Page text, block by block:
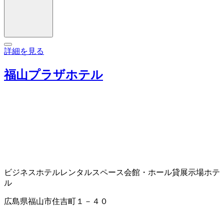
詳細を見る
福山プラザホテル
ビジネスホテルレンタルスペース会館・ホール貸展示場ホテ
ル
広島県福山市住吉町１－４０